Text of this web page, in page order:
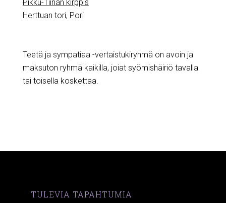
Pikku-Tiinan kirppis
Herttuan tori, Pori
Teetä ja sympatiaa -vertaistukiryhmä on avoin ja
maksuton ryhmä kaikilla, joiat syömishäiriö tavalla
tai toisella koskettaa.
TULEVIA TAPAHTUMIA